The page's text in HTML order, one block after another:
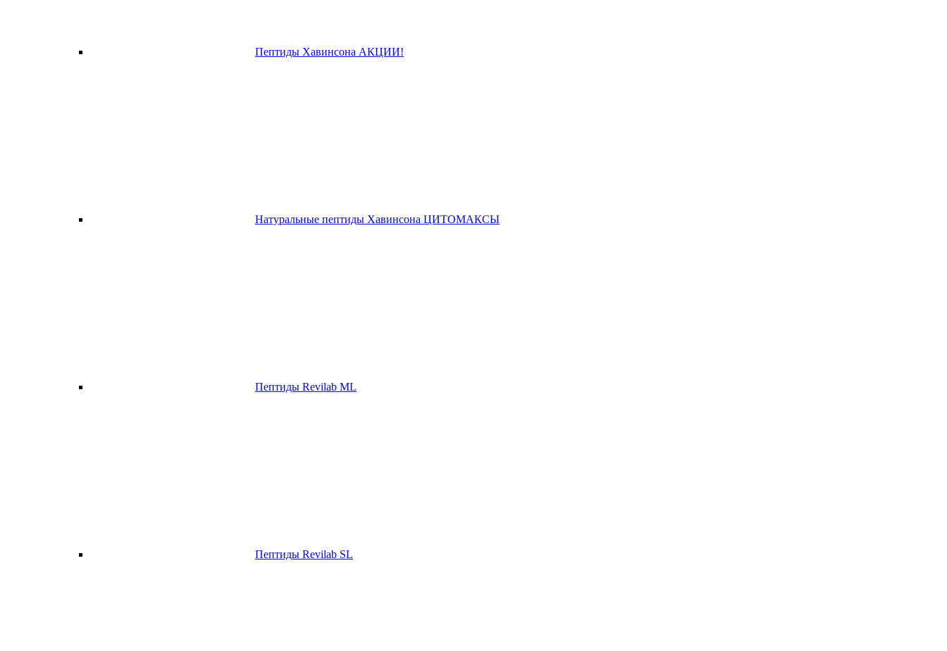
Пептиды Хавинсона АКЦИИ!
Натуральные пептиды Хавинсона ЦИТОМАКСЫ
Пептиды Revilab ML
Пептиды Revilab SL